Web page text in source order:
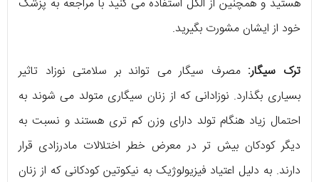
هستید و همچنین از الکل استفاده می کنید با مراجعه به پزشک
خود از ایشان مشورت بگیرید.
ترک سیگار: مصرف سیگار می تواند بر سلامتی نوزاد تاثیر
بسیاری بگذارد. نوزادانی که از زنان سیگاری متولد می شوند به
احتمال زیاد هنگام تولد دارای وزن کم تری هستند و نسبت به
دیگر کودکان بیش تر در معرض خطر اختلالات مادرزادی قرار
دارند. به دلیل اعتیاد فیزیولوژیک به نیکوتین کودکانی که از زنان